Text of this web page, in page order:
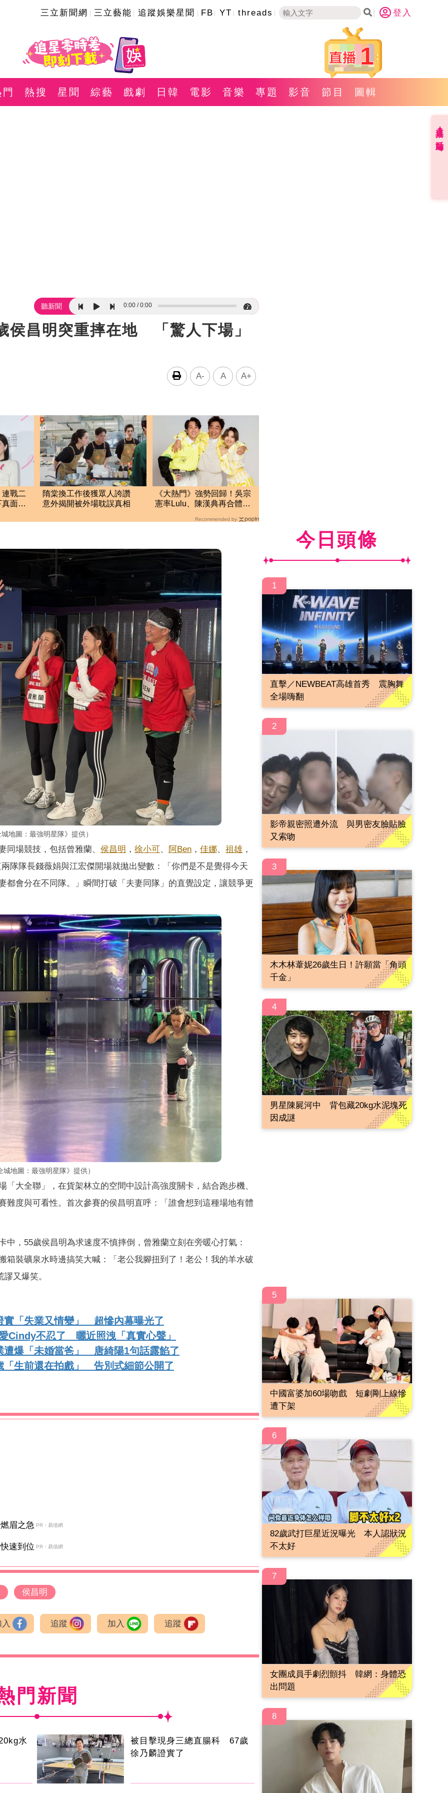
三立新聞網 三立藝能 追蹤娛樂星聞 FB YT threads 登入
1
熱搜 星聞 綜藝 戲劇 日韓 電影 音樂 專題 影音 節目 圖輯
聽新聞 0:00 0:00
侯昌明突重摔在地 「驚人下場」
A- A A+
戰二
真面
隋棠換工作後獲眾人誇讚
意外揭開被外場耽誤真相
《大熱門》強勢回歸！吳宗
憲率Lulu、陳漢典再合體
Recommended by
地圖：最強明星隊》提供）
同場競技，包括曾雅蘭、 侯昌明 ， 徐小可、 阿Ben ， 佳娜、 祖雄 ，
隊隊長錢薇娟與江宏傑開場就拋出變數：「你們是不是覺得今天
都會分在不同隊。」瞬間打破「夫妻同隊」的直覺設定，讓競爭更
地圖：最強明星隊》提供）
大全聯」，在貨架林立的空間中設計高強度關卡，結合跑步機、
難度與可看性。首次參賽的侯昌明直呼：「誰會想到這種場地有體
，55歲侯昌明為求速度不慎摔倒，曾雅蘭立刻在旁暖心打氣：
箱裝礦泉水時邊搞笑大喊：「老公我腳扭到了！老公！我的羊水破
又爆笑。
實「失業又情變」 超慘內幕曝光了
Cindy不忍了 曬近照洩「真實心聲」
遭爆「未婚當爸」 唐綺陽1句話露餡了
「生前還在拍戲」 告別式細節公開了
眉之急 PR・易借網
速到位 PR・易借網
侯昌明
追蹤 加入 追蹤
門新聞
水
被目擊現身三總直腸科 67歲
徐乃麟證實了
今日頭條
1
直擊／NEWBEAT高雄首秀 震胸舞
全場嗨翻
2
影帝親密照遭外流 與男密友臉貼臉
又索吻
3
木木林葦妮26歲生日！許願當「角頭
千金」
4
男星陳屍河中 背包藏20kg水泥塊死
因成謎
5
中國富婆加60場吻戲 短劇剛上線慘
遭下架
6
82歲武打巨星近況曝光 本人認狀況
不太好
7
女團成員手劇烈顫抖 韓網：身體恐
出問題
8
直播✦活動